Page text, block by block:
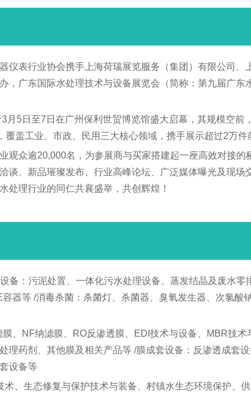
表行业协会携手上海荷瑞展览服务（集团）有限公司、
，广东国际水处理技术与设备展览会（简称：第九届广
月5日至7日在广州保利世贸博览馆盛大启幕，其规模空前
盖工业、市政、民用三大核心领域，携手展示超过2万
观众逾20,000名，为参展商与买家搭建起一座高效对接
谈、新品璀璨发布、行业高峰论坛、广泛媒体曝光及现
处理行业的同仁共襄盛举，共创辉煌！
备：污泥处置、一体化污水处理设备、蒸发结晶及废水
器等 /消毒杀菌：杀菌灯、杀菌器、臭氧发生器、次氯酸
、NF纳滤膜、RO反渗透膜、EDI技术与设备、MBR技
理药剂、其他膜及相关产品等 /膜成套设备：反渗透成套
设备等
术、生态修复与保护技术与装备、村镇水生态环境保护、